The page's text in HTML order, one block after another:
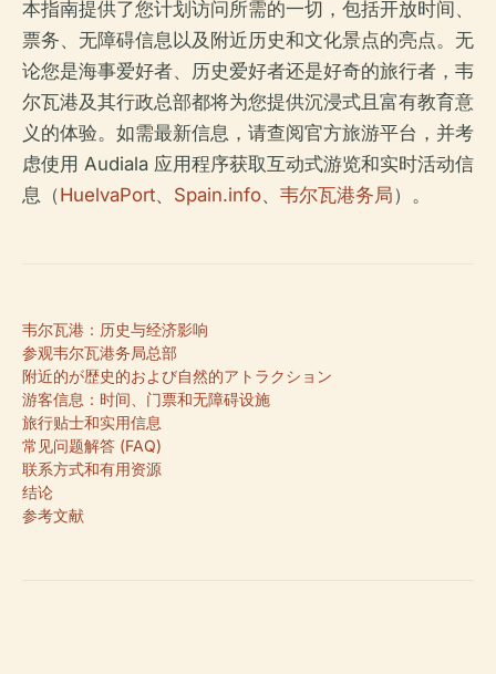
本指南提供了您计划访问所需的一切，包括开放时间、
票务、无障碍信息以及附近历史和文化景点的亮点。无
论您是海事爱好者、历史爱好者还是好奇的旅行者，韦
尔瓦港及其行政总部都将为您提供沉浸式且富有教育意
义的体验。如需最新信息，请查阅官方旅游平台，并考
虑使用 Audiala 应用程序获取互动式游览和实时活动信
息（HuelvaPort、 Spain.info、 韦尔瓦港务局）。
韦尔瓦港：历史与经济影响
参观韦尔瓦港务局总部
附近的が歴史的および自然的アトラクション
游客信息：时间、门票和无障碍设施
旅行贴士和实用信息
常见问题解答 (FAQ)
联系方式和有用资源
结论
参考文献